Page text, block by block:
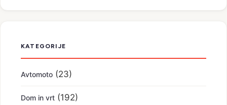
KATEGORIJE
Avtomoto (23)
Dom in vrt (192)